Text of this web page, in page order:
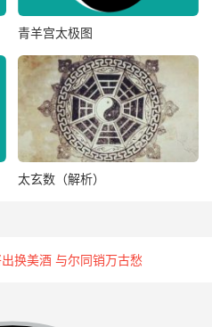
青羊宫太极图
太玄数（解析）
换美酒 与尔同销万古愁